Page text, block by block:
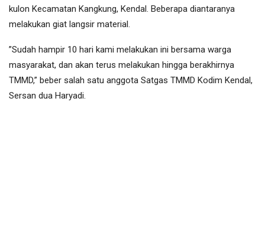
kulon Kecamatan Kangkung, Kendal. Beberapa diantaranya
melakukan giat langsir material.
”Sudah hampir 10 hari kami melakukan ini bersama warga
masyarakat, dan akan terus melakukan hingga berakhirnya
TMMD,” beber salah satu anggota Satgas TMMD Kodim Kendal,
Sersan dua Haryadi.